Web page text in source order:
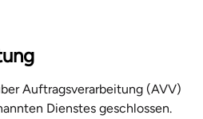
Auftragsverarbeitung (AVV)
Dienstes geschlossen.